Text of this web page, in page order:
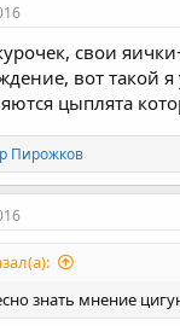
свои
вот такой
цыплята
Пирожков
знать мнение